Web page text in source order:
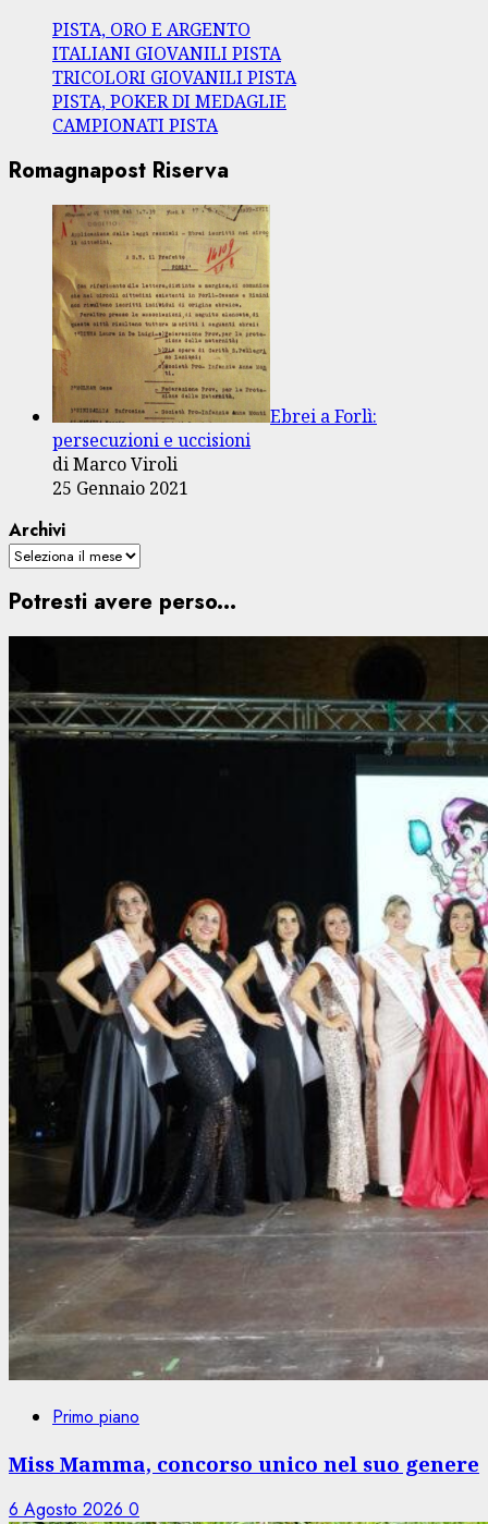
PISTA, ORO E ARGENTO
ITALIANI GIOVANILI PISTA
TRICOLORI GIOVANILI PISTA
PISTA, POKER DI MEDAGLIE
CAMPIONATI PISTA
Romagnapost Riserva
Ebrei a Forlì:
persecuzioni e uccisioni
di Marco Viroli
25 Gennaio 2021
Archivi
Potresti avere perso...
Primo piano
Miss Mamma, concorso unico nel suo genere
6 Agosto 2026 0